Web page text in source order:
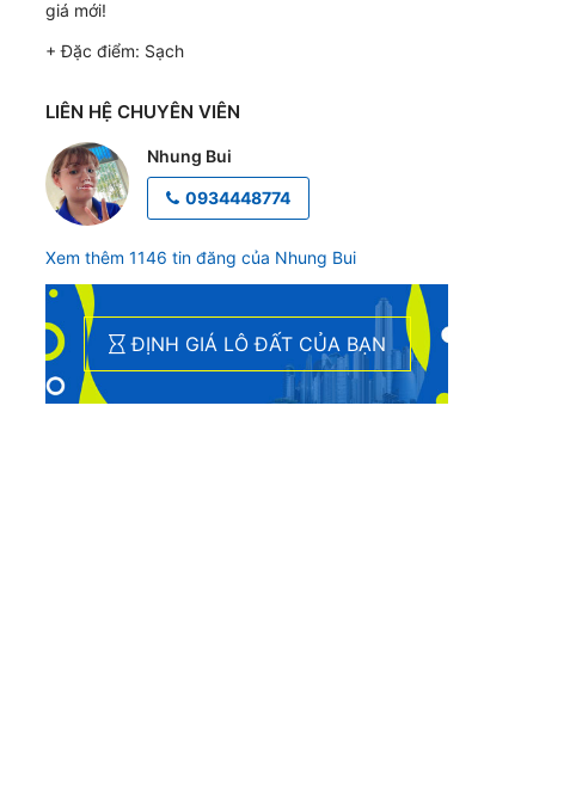
giá mới!
+ Đặc điểm: Sạch
LIÊN HỆ CHUYÊN VIÊN
Nhung Bui
0934448774
Xem thêm 1146 tin đăng của Nhung Bui
ĐỊNH GIÁ LÔ ĐẤT CỦA BẠN